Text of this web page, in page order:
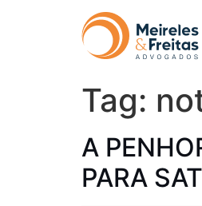
Tag:
A
PARA